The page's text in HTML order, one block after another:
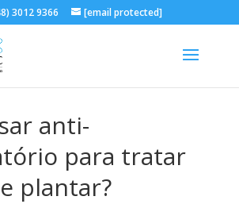
3012 9366 [email protected]
anti-
para tratar
plantar?